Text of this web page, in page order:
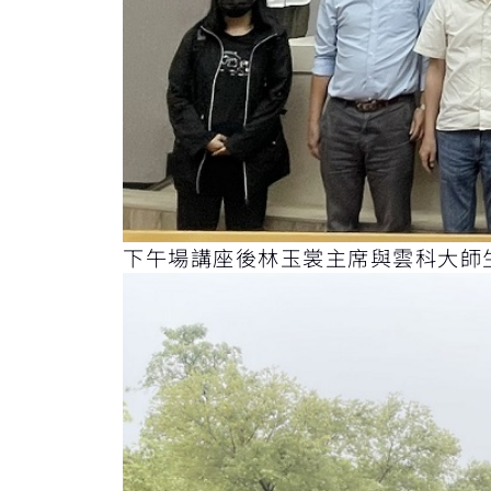
下午場講座後林玉裳主席與雲科大師